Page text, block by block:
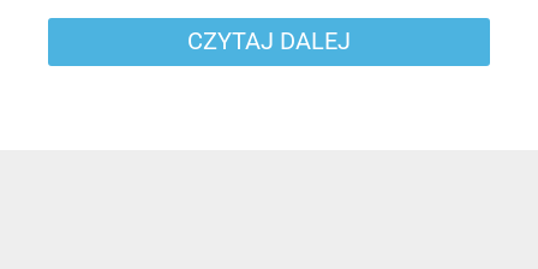
CZYTAJ DALEJ